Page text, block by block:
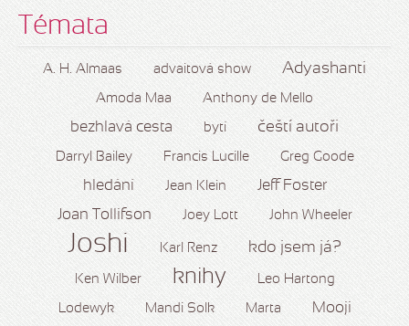
Témata
A. H. Almaas advaitová show Adyashanti
Amoda Maa Anthony de Mello
bezhlavá cesta bytí čeští autoři
Darryl Bailey Francis Lucille Greg Goode
hledání Jean Klein Jeff Foster
Joan Tollifson Joey Lott John Wheeler
Joshi Karl Renz kdo jsem já?
Ken Wilber knihy Leo Hartong
Lodewyk Mandi Solk Marta Mooji